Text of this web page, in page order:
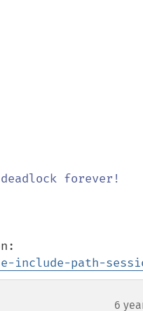
forever!
include-path-
6